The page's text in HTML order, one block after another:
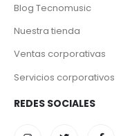
Blog Tecnomusic
Nuestra tienda
Ventas corporativas
Servicios corporativos
REDES SOCIALES